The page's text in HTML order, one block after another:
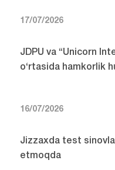
17/07/2026
JDPU va “Unicorn
o‘rtasida hamkorlik
16/07/2026
Jizzaxda test
etmoqda